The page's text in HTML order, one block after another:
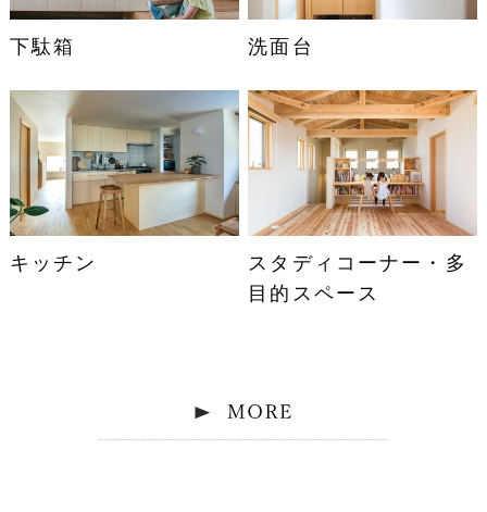
下駄箱 洗面台
キッチン
スタディコーナー・多
目的スペース